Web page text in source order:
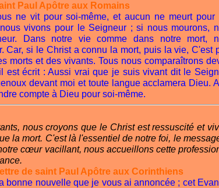
Paul Apôtre aux Romains
ne vit pour soi-même, et aucun ne meurt pour
vivons pour le Seigneur ; si nous mourons,
Dans notre vie comme dans notre mort,
Car, si le Christ a connu la mort, puis la vie, C'est
morts et des vivants. Tous nous comparaîtrons
est écrit : Aussi vrai que je suis vivant dit le
devant moi et toute langue acclamera Dieu.
compte à Dieu pour soi-même.
nous croyons que le Christ est ressuscité et
la mort. C'est là l'essentiel de notre foi, le
cœur vacillant, nous accueillons cette
de saint Paul Apôtre aux Corinthiens
bonne nouvelle que je vous ai annoncée ; cet